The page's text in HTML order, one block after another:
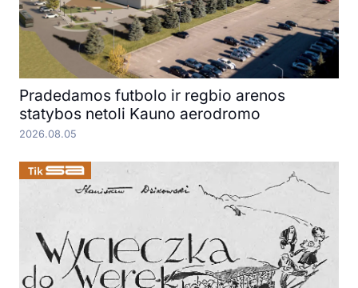
Pradedamos futbolo ir regbio arenos
statybos netoli Kauno aerodromo
2026.08.05